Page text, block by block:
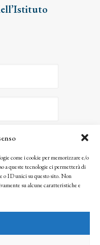
come i cookie per memorizzare e/o
a queste tecnologie ci permetterà di
o ID unici su questo sito. Non
su alcune caratteristiche e
saranno trattate
Matteucci